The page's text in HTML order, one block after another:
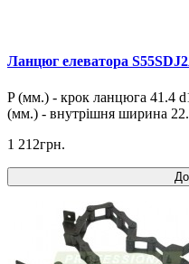
Ланцюг елеватора
P (мм.) - крок ланцюга 41.4
(мм.) - внутрішня ширина
1 212грн.